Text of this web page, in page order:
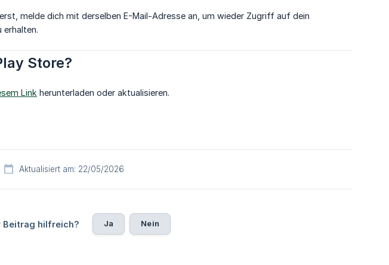
melde dich mit derselben E-Mail-Adresse an, um wieder Zugriff auf dein
erhalten.
Store?
Link herunterladen oder aktualisieren.
Aktualisiert am: 22/05/2026
Beitrag hilfreich? Ja Nein